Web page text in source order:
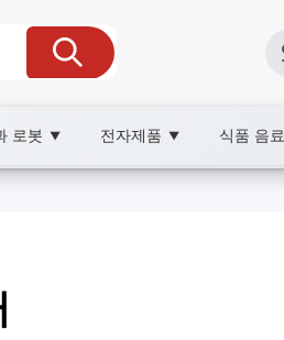
로봇 ▼ 전자제품 ▼ 식품 음료